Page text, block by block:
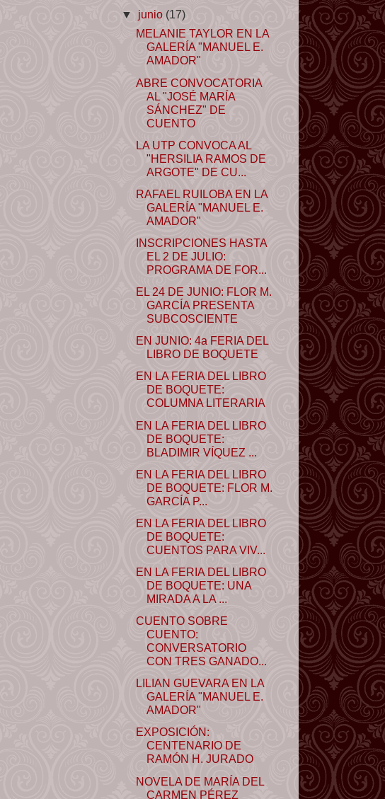
▼ junio (17)
MELANIE TAYLOR EN LA
GALERÍA "MANUEL E.
AMADOR"
ABRE CONVOCATORIA
AL "JOSÉ MARÍA
SÁNCHEZ" DE
CUENTO
LA UTP CONVOCA AL
"HERSILIA RAMOS DE
ARGOTE" DE CU...
RAFAEL RUILOBA EN LA
GALERÍA "MANUEL E.
AMADOR"
INSCRIPCIONES HASTA
EL 2 DE JULIO:
PROGRAMA DE FOR...
EL 24 DE JUNIO: FLOR M.
GARCÍA PRESENTA
SUBCOSCIENTE
EN JUNIO: 4a FERIA DEL
LIBRO DE BOQUETE
EN LA FERIA DEL LIBRO
DE BOQUETE:
COLUMNA LITERARIA
EN LA FERIA DEL LIBRO
DE BOQUETE:
BLADIMIR VÍQUEZ ...
EN LA FERIA DEL LIBRO
DE BOQUETE: FLOR M.
GARCÍA P...
EN LA FERIA DEL LIBRO
DE BOQUETE:
CUENTOS PARA VIV...
EN LA FERIA DEL LIBRO
DE BOQUETE: UNA
MIRADA A LA ...
CUENTO SOBRE
CUENTO:
CONVERSATORIO
CON TRES GANADO...
LILIAN GUEVARA EN LA
GALERÍA "MANUEL E.
AMADOR"
EXPOSICIÓN:
CENTENARIO DE
RAMÓN H. JURADO
NOVELA DE MARÍA DEL
CARMEN PÉREZ